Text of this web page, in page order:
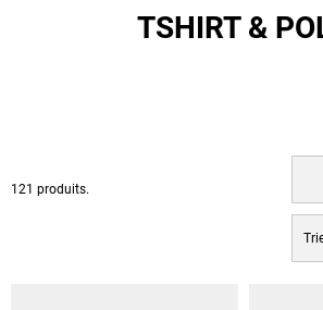
TSHIRT &
121 produits.